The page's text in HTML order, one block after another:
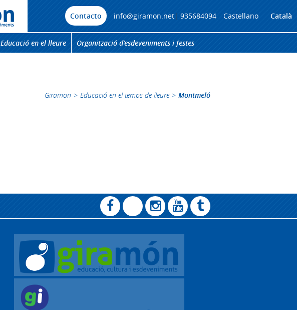
Contacto info@giramon.net| 935684094 Castellano Català
Educació en el lleure Organització d’esdeveniments i festes
Giramon > Educació en el temps de lleure > Montmeló